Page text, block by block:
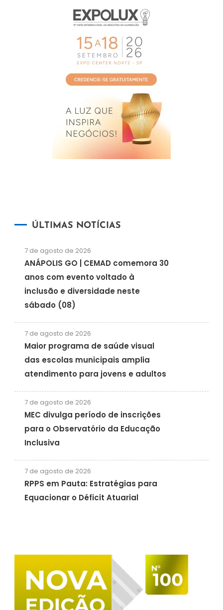
ÚLTIMAS NOTÍCIAS
7 de agosto de 2026
ANÁPOLIS GO | CEMAD comemora 30
anos com evento voltado à
inclusão e diversidade neste
sábado (08)
7 de agosto de 2026
Maior programa de saúde visual
das escolas municipais amplia
atendimento para jovens e adultos
7 de agosto de 2026
MEC divulga período de inscrições
para o Observatório da Educação
Inclusiva
7 de agosto de 2026
RPPS em Pauta: Estratégias para
Equacionar o Déficit Atuarial